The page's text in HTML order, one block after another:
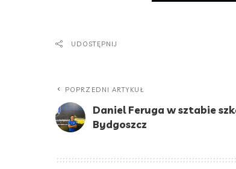
UDOSTĘPNIJ
POPRZEDNI ARTYKUŁ
Daniel Feruga w sztabie
Bydgoszcz